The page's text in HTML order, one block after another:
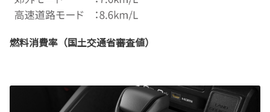
燃料消費率（国土交通省審査値）